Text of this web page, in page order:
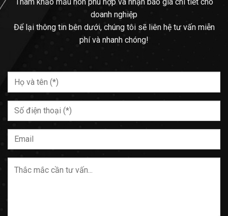
doanh nghiệp
Để lại thông tin bên dưới, chúng tôi sẽ liên hệ tư vấn miễn
phí và nhanh chóng!